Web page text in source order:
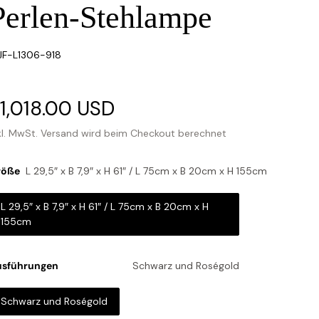
Stehlampe
L1306-918
USD
Preis
MwSt. Versand wird beim Checkout berechnet
L 29,5″ x B 7,9″ x H 61″ / L 75cm x B 20cm x H 155cm
L 29,5″ x B 7,9″ x H 61″ / L 75cm x B 20cm x H
155cm
Schwarz und Roségold
Schwarz und Roségold